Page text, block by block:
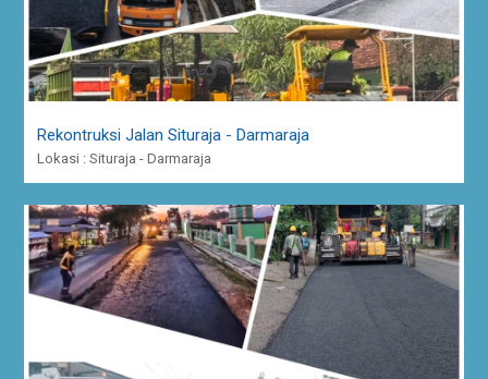
Rekontruksi Jalan Situraja - Darmaraja
Lokasi : Situraja - Darmaraja